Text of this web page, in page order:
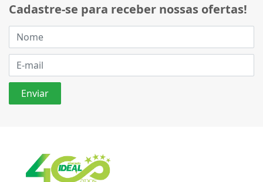
Cadastre-se para receber nossas ofertas!